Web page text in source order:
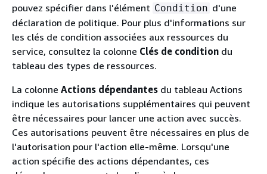
pouvez spécifier dans l'élément Condition d'une
déclaration de politique. Pour plus d'informations sur
les clés de condition associées aux ressources du
service, consultez la colonne Clés de condition du
tableau des types de ressources.
La colonne Actions dépendantes du tableau Actions
indique les autorisations supplémentaires qui peuvent
être nécessaires pour lancer une action avec succès.
Ces autorisations peuvent être nécessaires en plus de
l'autorisation pour l'action elle-même. Lorsqu'une
action spécifie des actions dépendantes, ces